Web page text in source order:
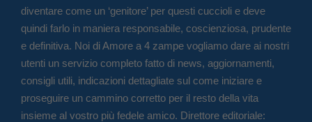
diventare come un ‘genitore’ per questi cuccioli e deve
quindi farlo in maniera responsabile, coscienziosa, prudente
e definitiva. Noi di Amore a 4 zampe vogliamo dare ai nostri
utenti un servizio completo fatto di news, aggiornamenti,
consigli utili, indicazioni dettagliate sul come iniziare e
proseguire un cammino corretto per il resto della vita
insieme al vostro più fedele amico. Direttore editoriale: